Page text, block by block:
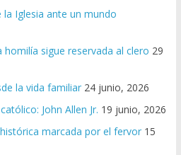
Iglesia ante un mundo
sigue reservada al clero 29
la vida familiar 24 junio, 2026
John Allen Jr. 19 junio, 2026
marcada por el fervor 15